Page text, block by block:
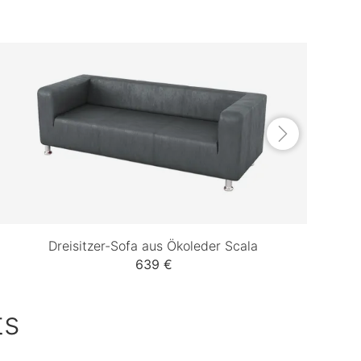
Dreisitzer-Sofa aus Ökoleder Scala
639 €